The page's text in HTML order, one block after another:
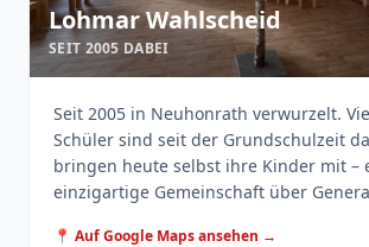
Lohmar Wahlscheid
SEIT 2005 DABEI
Seit 2005 in Neuhonrath verwurzelt.
Schüler sind seit der Grundschulzeit
bringen heute selbst ihre Kinder mit –
einzigartige Gemeinschaft über
📍 Auf Google Maps ansehen →